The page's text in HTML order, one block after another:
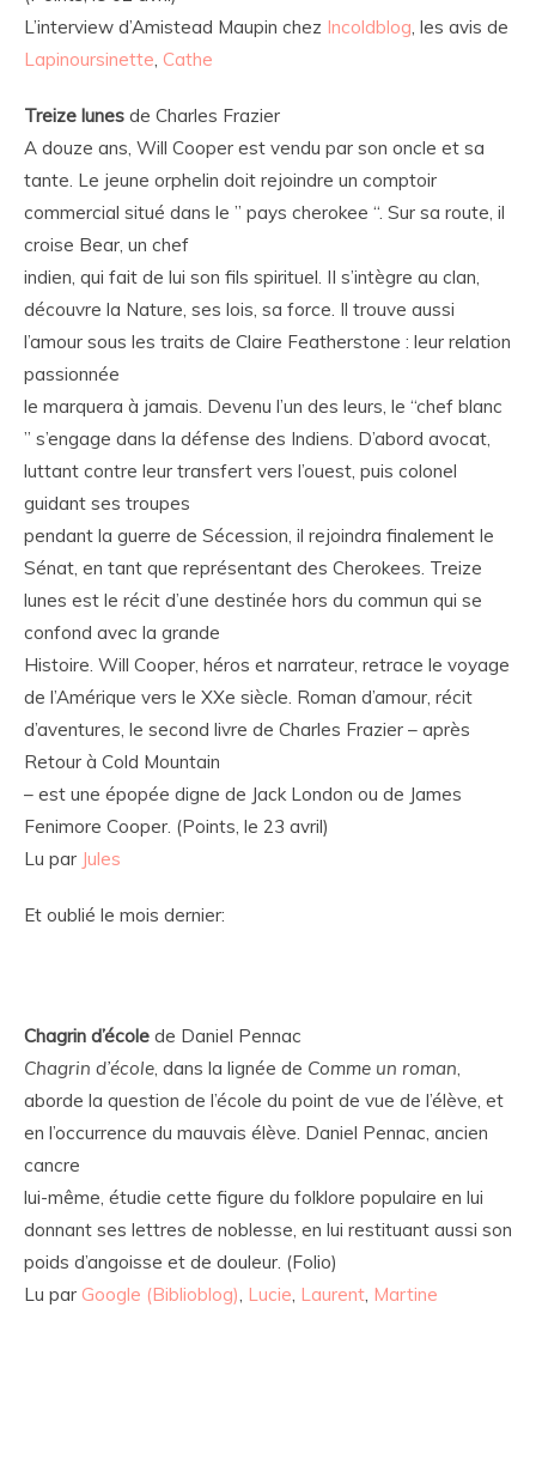
L’interview d’Amistead Maupin chez Incoldblog, les avis de
Lapinoursinette, Cathe
Treize lunes de Charles Frazier
A douze ans, Will Cooper est vendu par son oncle et sa
tante. Le jeune orphelin doit rejoindre un comptoir
commercial situé dans le ” pays cherokee “. Sur sa route, il
croise Bear, un chef
indien, qui fait de lui son fils spirituel. II s’intègre au clan,
découvre la Nature, ses lois, sa force. Il trouve aussi
l’amour sous les traits de Claire Featherstone : leur relation
passionnée
le marquera à jamais. Devenu l’un des leurs, le “chef blanc
” s’engage dans la défense des Indiens. D’abord avocat,
luttant contre leur transfert vers l’ouest, puis colonel
guidant ses troupes
pendant la guerre de Sécession, il rejoindra finalement le
Sénat, en tant que représentant des Cherokees. Treize
lunes est le récit d’une destinée hors du commun qui se
confond avec la grande
Histoire. Will Cooper, héros et narrateur, retrace le voyage
de l’Amérique vers le XXe siècle. Roman d’amour, récit
d’aventures, le second livre de Charles Frazier – après
Retour à Cold Mountain
– est une épopée digne de Jack London ou de James
Fenimore Cooper. (Points, le 23 avril)
Lu par Jules
Et oublié le mois dernier:
Chagrin d’école de Daniel Pennac
Chagrin d’école, dans la lignée de Comme un roman,
aborde la question de l’école du point de vue de l’élève, et
en l’occurrence du mauvais élève. Daniel Pennac, ancien
cancre
lui-même, étudie cette figure du folklore populaire en lui
donnant ses lettres de noblesse, en lui restituant aussi son
poids d’angoisse et de douleur. (Folio)
Lu par Google (Biblioblog), Lucie, Laurent, Martine